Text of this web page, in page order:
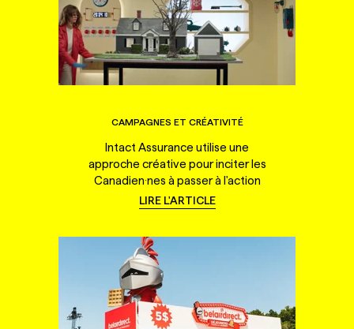
CAMPAGNES ET CRÉATIVITÉ
Intact Assurance utilise une
approche créative pour inciter les
Canadien·nes à passer à l'action
LIRE L'ARTICLE